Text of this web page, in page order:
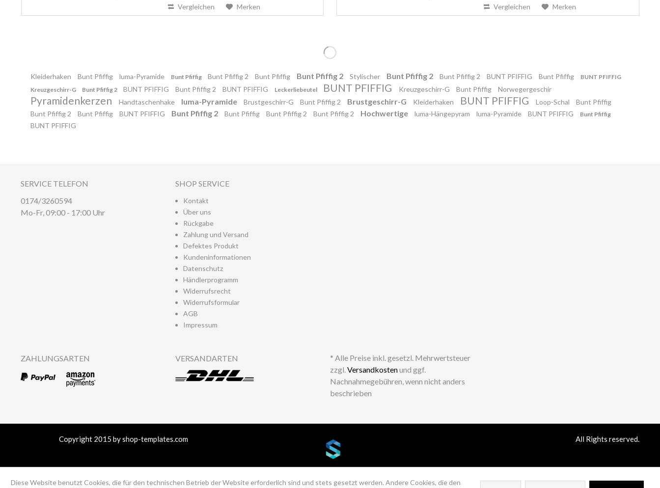
Vergleichen Merken Vergleichen Merken
Kleiderhaken Bunt Pfiffig luma-Pyramide Bunt Pfiffig Bunt Pfiffig 2 Bunt Pfiffig Bunt Pfiffig 2 Stylischer Bunt Pfiffig 2 Bunt Pfiffig 2 BUNT PFIFFIG Bunt Pfiffig
BUNT PFIFFIG
Kreuzgeschirr-G
Bunt Pfiffig 2 BUNT PFIFFIG Bunt Pfiffig 2 BUNT PFIFFIG Leckerliebeutel BUNT PFIFFIG Kreuzgeschirr-G Bunt Pfiffig Norwegergeschir
Pyramidenkerzen Handtaschenhake luma-Pyramide Brustgeschirr-G Bunt Pfiffig 2 Brustgeschirr-G Kleiderhaken BUNT PFIFFIG Loop-Schal
Bunt Pfiffig
Bunt Pfiffig 2
Bunt Pfiffig BUNT PFIFFIG Bunt Pfiffig 2 Bunt Pfiffig Bunt Pfiffig 2 Bunt Pfiffig 2 Hochwertige luma-Hängepyram luma-Pyramide BUNT PFIFFIG Bunt Pfiffig
BUNT PFIFFIG
SERVICE TELEFON
0174/3260594
Mo-Fr, 09:00 - 17:00 Uhr
SHOP SERVICE
Kontakt
Über uns
Rückgabe
Zahlung und Versand
Defektes Produkt
Kundeninformationen
Datenschutz
Händlerprogramm
Widerrufsrecht
Widerrufsformular
AGB
Impressum
ZAHLUNGSARTEN VERSANDARTEN
* Alle Preise inkl. gesetzl. Mehrwertsteuer
zzgl.Versandkostenund ggf.
Nachnahmegebühren, wenn nicht anders
beschrieben
Copyright 2015 by shop-templates.com All Rights reserved.
Diese Website benutzt Cookies, die für den technischen Betrieb der Website erforderlich sind und stets gesetzt werden. Andere Cookies, die den